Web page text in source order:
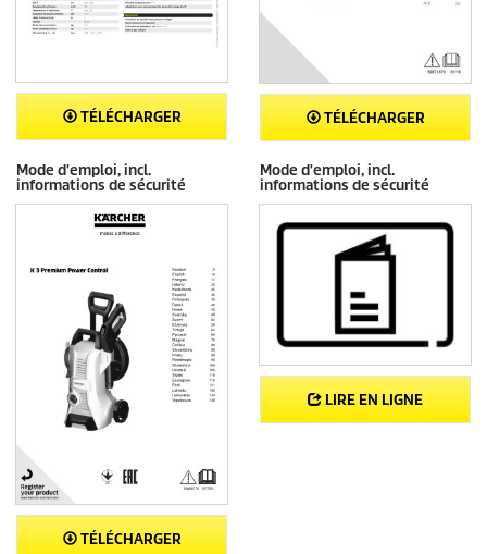
TÉLÉCHARGER TÉLÉCHARGER
Mode d'emploi, incl.
informations de sécurité
TÉLÉCHARGER
Mode d'emploi, incl.
informations de sécurité
LIRE EN LIGNE